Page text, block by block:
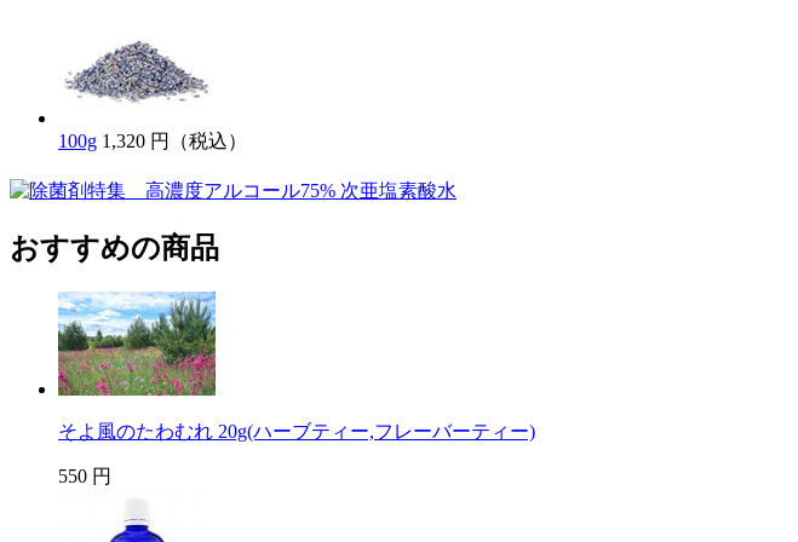
100g 1,320 円（税込）
おすすめの商品
そよ風のたわむれ 20g(ハーブティー,フレーバーティー)
550 円